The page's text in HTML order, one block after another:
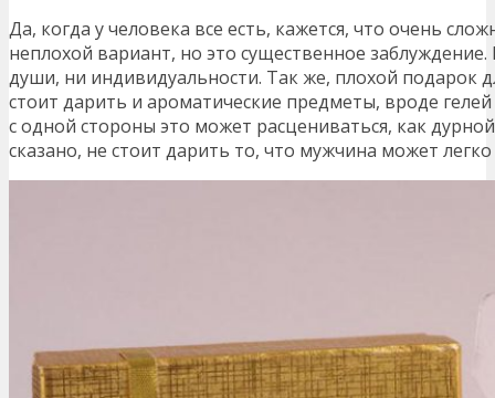
Да, когда у человека все есть, кажется, что очень
неплохой вариант, но это существенное
души, ни индивидуальности. Так же, плохой подарок
стоит дарить и ароматические предметы, вроде
с одной стороны это может расцениваться, как
сказано, не стоит дарить то, что мужчина может